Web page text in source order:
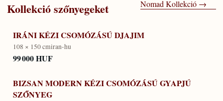
Kollekciószőnyegeket
Nomad Kollekció →
IRÁNI KÉZI CSOMÓZÁSÚ DJAJIM
108 × 150 cmiran-hu
99 000 HUF
BIZSAN MODERN KÉZI CSOMÓZÁSÚ GYAPJÚ
SZŐNYEG